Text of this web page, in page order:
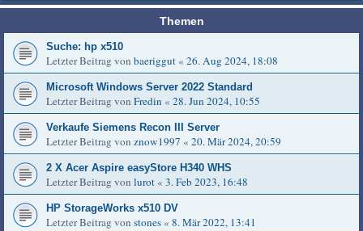
Themen
Suche: hp x510
Letzter Beitrag von baeriggut « 26. Aug 2024, 18:08
Microsoft Windows Server 2022 Standard
Letzter Beitrag von Fredin « 28. Jun 2024, 10:55
Verkaufe Siemens Recon III Server
Letzter Beitrag von znow1997 « 20. Mär 2024, 20:59
2 X Acer Aspire easyStore H340 WHS
Letzter Beitrag von lurot « 3. Feb 2023, 16:48
HP StorageWorks x510 DV
Letzter Beitrag von stones « 8. Mär 2022, 13:41